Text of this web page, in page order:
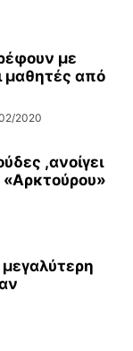
με
μαθητές από
2020
,ανοίγει
«Αρκτούρου»